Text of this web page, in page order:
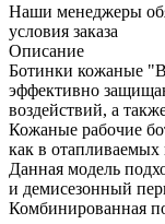
Наши менеджеры
условия заказа
Описание
Ботинки кожаные
эффективно
воздействий, а
Кожаные рабочие
как в
Данная модель
и демисезонный
Комбинированная